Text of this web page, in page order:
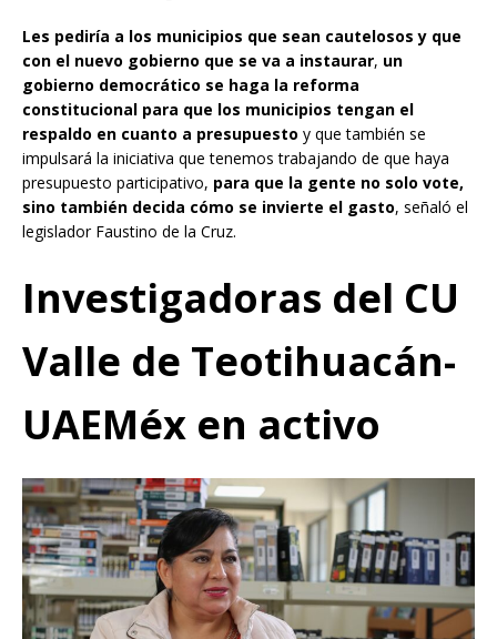
Les pediría a los municipios que sean cautelosos y que
con el nuevo gobierno que se va a instaurar, un
gobierno democrático se haga la reforma
constitucional para que los municipios tengan el
respaldo en cuanto a presupuesto y que también se
impulsará la iniciativa que tenemos trabajando de que haya
presupuesto participativo, para que la gente no solo vote,
sino también decida cómo se invierte el gasto, señaló el
legislador Faustino de la Cruz.
Investigadoras del CU
Valle de Teotihuacán-
UAEMéx en activo